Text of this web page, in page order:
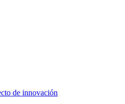
de innovación